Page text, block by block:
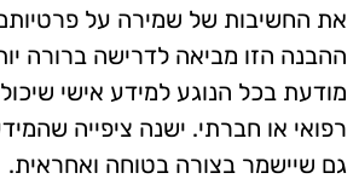
את החשיבות של שמירה על פרטיותם
ההבנה הזו מביאה לדרישה ברורה
מודעת בכל הנוגע למידע אישי
רפואי או חברתי. ישנה ציפייה
גם שיישמר בצורה בטוחה ואחראית.